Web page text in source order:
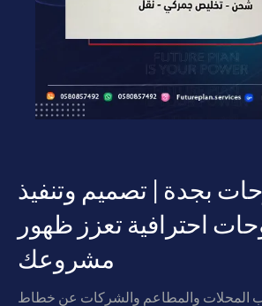
بجدة | تصميم وتنفيذ
احترافية تعزز ظهور
مشروعك
المحلات والمطاعم والشركات عن خطاط